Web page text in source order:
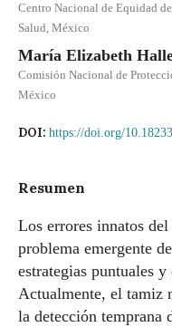
Centro Nacional de Equidad
Salud, México
María Elizabeth
Comisión Nacional de
México
DOI: https://doi.org/
Resumen
Los errores innatos
problema emergente
estrategias puntuales
Actualmente, el tamiz
la detección temprana